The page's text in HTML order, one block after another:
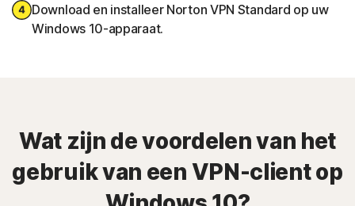
Download en installeer Norton VPN Standard op uw
Windows 10-apparaat.
Wat zijn de voordelen van het
gebruik van een VPN-client op